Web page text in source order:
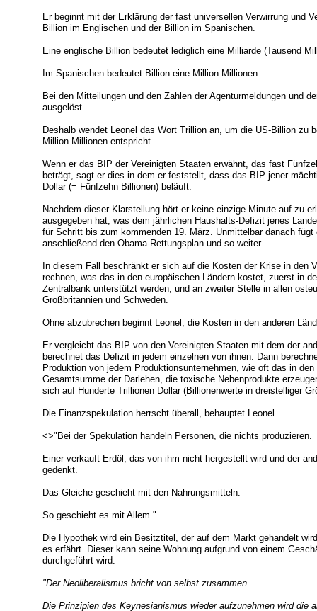
Er beginnt mit der Erklärung der fast universellen Verwirrung und
Billion im Englischen und der Billion im Spanischen.
Eine englische Billion bedeutet lediglich eine Milliarde (Tausend
Im Spanischen bedeutet Billion eine Million Millionen.
Bei den Mitteilungen und den Zahlen der Agenturmeldungen und
ausgelöst.
Deshalb wendet Leonel das Wort Trillion an, um die US-Billion zu
Million Millionen entspricht.
Wenn er das BIP der Vereinigten Staaten erwähnt, das fast
beträgt, sagt er dies in dem er feststellt, dass das BIP jener
Dollar (= Fünfzehn Billionen) beläuft.
Nachdem dieser Klarstellung hört er keine einzige Minute auf zu
ausgegeben hat, was dem jährlichen Haushalts-Defizit jenes
für Schritt bis zum kommenden 19. März. Unmittelbar danach
anschließend den Obama-Rettungsplan und so weiter.
In diesem Fall beschränkt er sich auf die Kosten der Krise in den
rechnen, was das in den europäischen Ländern kostet, zuerst in
Zentralbank unterstützt werden, und an zweiter Stelle in allen
Großbritannien und Schweden.
Ohne abzubrechen beginnt Leonel, die Kosten in den anderen
Er vergleicht das BIP von den Vereinigten Staaten mit dem der
berechnet das Defizit in jedem einzelnen von ihnen. Dann
Produktion von jedem Produktionsunternehmen, wie oft das in
Gesamtsumme der Darlehen, die toxische Nebenprodukte
sich auf Hunderte Trillionen Dollar (Billionenwerte in dreistelliger
Die Finanzspekulation herrscht überall, behauptet Leonel.
<>"Bei der Spekulation handeln Personen, die nichts produzieren.
Einer verkauft Erdöl, das von ihm nicht hergestellt wird und der
gedenkt.
Das Gleiche geschieht mit den Nahrungsmitteln.
So geschieht es mit Allem."
Die Hypothek wird ein Besitztitel, der auf dem Markt gehandelt
es erfährt. Dieser kann seine Wohnung aufgrund von einem
durchgeführt wird.
"Der Neoliberalismus bricht von selbst zusammen.
Die Prinzipien des Keynesianismus wieder aufzunehmen wird die